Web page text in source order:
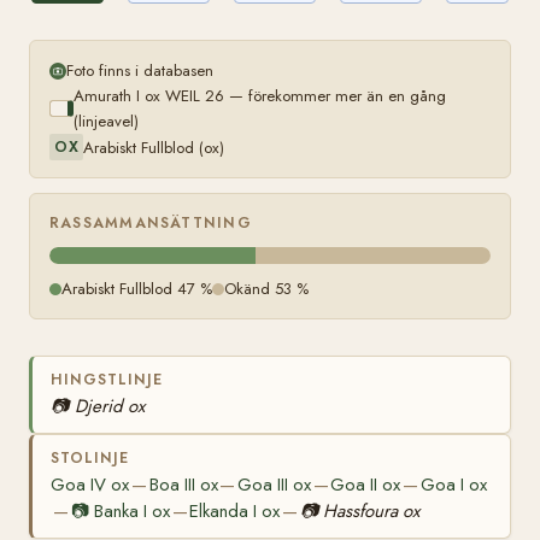
ox
WEIL
Foto finns i databasen
Amurath I ox WEIL 26 — förekommer mer än en gång
(linjeavel)
OX Arabiskt Fullblod (ox)
RASSAMMANSÄTTNING
Arabiskt Fullblod 47 % Okänd 53 %
HINGSTLINJE
📷 Djerid ox
STOLINJE
Goa IV ox—Boa III ox—Goa III ox—Goa II ox—Goa I ox
— 📷Banka I ox—Elkanda I ox— 📷 Hassfoura ox